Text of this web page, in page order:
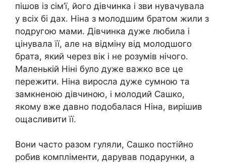
пішов із сім’ї, його дівчинка і зви нувачувала
у всіх бі дах. Ніна з молодшим братом жили з
подругою мами. Дівчинка дуже любила і
цінувала її, але на відміну від молодшого
брата, який через вік і не розумів нічого.
Маленькій Ніні було дуже важко все це
пережити. Ніна виросла дуже сумною та
замкненою дівчиною, і молодий Сашко,
якому вже давно подобалася Ніна, вирішив
ощасливити її.
Вони часто разом гуляли, Сашко постійно
робив компліменти, дарував подарунки, а